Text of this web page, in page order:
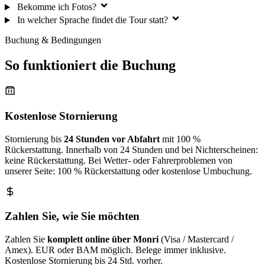
Bekomme ich Fotos?
In welcher Sprache findet die Tour statt?
Buchung & Bedingungen
So funktioniert die Buchung
Kostenlose Stornierung
Stornierung bis 24 Stunden vor Abfahrt mit 100 %
Rückerstattung. Innerhalb von 24 Stunden und bei Nichterscheinen:
keine Rückerstattung. Bei Wetter- oder Fahrerproblemen von
unserer Seite: 100 % Rückerstattung oder kostenlose Umbuchung.
Zahlen Sie, wie Sie möchten
Zahlen Sie komplett online über Monri (Visa / Mastercard /
Amex). EUR oder BAM möglich. Belege immer inklusive.
Kostenlose Stornierung bis 24 Std. vorher.